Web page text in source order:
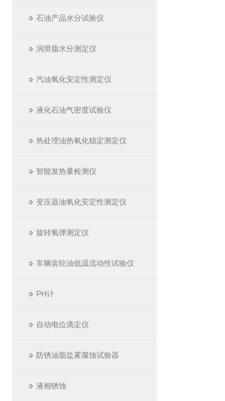
石油产品水分试验仪
润滑脂水分测定仪
汽油氧化安定性测定仪
液化石油气密度试验仪
热处理油热氧化稳定测定仪
智能发热量检测仪
变压器油氧化安定性测定仪
旋转氧弹测定仪
车辆齿轮油低温流动性试验仪
PH计
自动电位滴定仪
防锈油脂盐雾腐蚀试验器
液相锈蚀